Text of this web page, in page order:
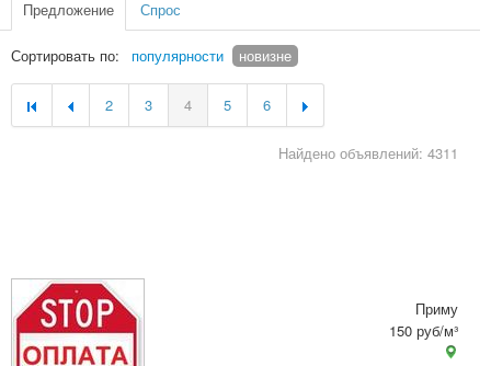
Предложение Спрос
Сортировать по: популярности новизне
2 3 4 5 6
Найдено объявлений: 4311
Приму
150 руб/м³